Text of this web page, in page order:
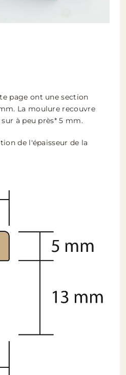
page ont une section
La moulure recouvre
à peu près* 5 mm.
de l'épaisseur de la